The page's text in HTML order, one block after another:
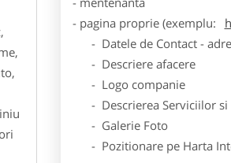
- pagina proprie (exemplu:
- Datele de Contact -
- Descriere afacere
- Logo companie
- Descrierea Serviciilor si
- Galerie Foto
- Pozitionare pe Harta